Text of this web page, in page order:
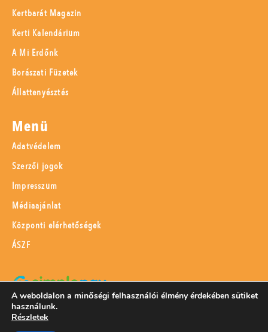
Kertbarát Magazin
Kerti Kalendárium
A Mi Erdőnk
Borászati Füzetek
Állattenyésztés
Menü
Adatvédelem
Szerzői jogok
Impresszum
Médiaajánlat
Központi elérhetőségek
ÁSZF
SimplePay adattovábbítási nyilatkozat
A weboldalon a minőségi felhasználói élmény érdekében sütiket
használunk.
Részletek